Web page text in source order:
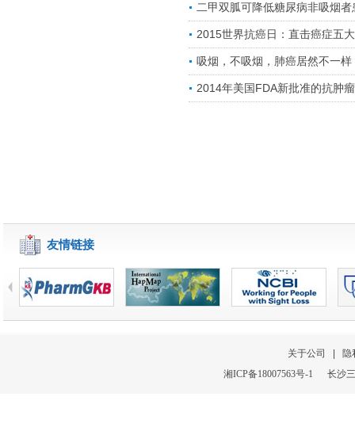
二甲双胍可降低糖尿病非吸烟
2015世界抗癌日：直击癌症五
吸烟，不吸烟，肺癌居然不一样
2014年美国FDA新批准的抗肿
友情链接
关于公司
隐
湘ICP备18007563号-1 长沙三